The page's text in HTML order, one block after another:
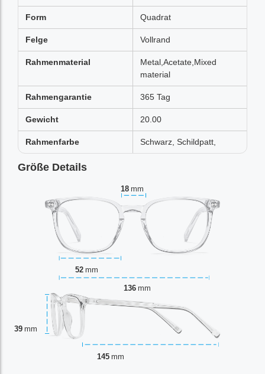
Form Quadrat
Felge Vollrand
Rahmenmaterial
Metal,Acetate,Mixed
material
Rahmengarantie 365 Tag
Gewicht 20.00
Rahmenfarbe Schwarz, Schildpatt,
Größe Details
18 mm
52 mm
39 mm
136 mm
145 mm